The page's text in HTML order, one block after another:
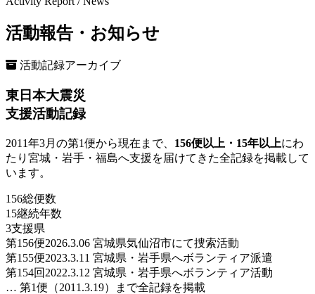
活動報告・お知らせ
活動記録アーカイブ
東日本大震災
支援活動記録
2011年3月の第1便から現在まで、 156便以上・15年以上にわ
たり宮城・岩手・福島へ支援を届けてきた全記録を掲載して
います。
156総便数
15継続年数
3支援県
第156便2026.3.06 宮城県気仙沼市にて捜索活動
第155便2023.3.11 宮城県・岩手県へボランティア派遣
第154回 2022.3.12 宮城県・岩手県へボランティア活動
… 第1便（2011.3.19）まで全記録を掲載